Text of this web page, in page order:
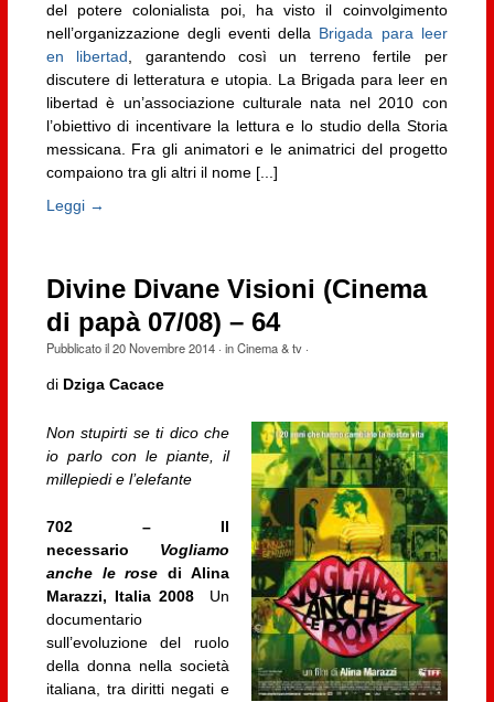
del potere colonialista poi, ha visto il coinvolgimento
nell’organizzazione degli eventi della Brigada para leer
en libertad , garantendo così un terreno fertile per
discutere di letteratura e utopia. La Brigada para leer en
libertad è un’associazione culturale nata nel 2010 con
l’obiettivo di incentivare la lettura e lo studio della Storia
messicana. Fra gli animatori e le animatrici del progetto
compaiono tra gli altri il nome [...]
Leggi →
Divine Divane Visioni (Cinema
di papà 07/08) – 64
Pubblicato il20 Novembre 2014· inCinema & tv·
di Dziga Cacace
Non stupirti se ti dico che
io parlo con le piante, il
millepiedi e l’elefante
702 – Il
necessario Vogliamo
anche le rose di Alina
Marazzi, Italia 2008
Un
documentario
sull’evoluzione del ruolo
della donna nella società
italiana, tra diritti negati e